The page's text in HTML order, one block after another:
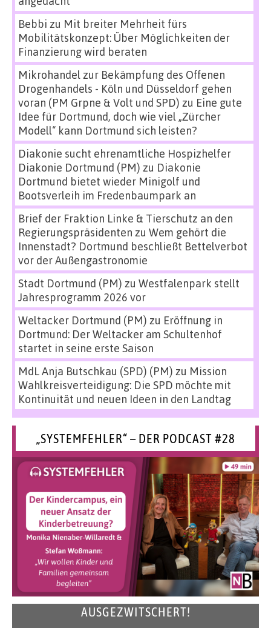
Bebbi zu Mit breiter Mehrheit fürs
Mobilitätskonzept: Über Möglichkeiten der
Finanzierung wird beraten
Mikrohandel zur Bekämpfung des Offenen
Drogenhandels - Köln und Düsseldorf gehen
voran (PM Grpne & Volt und SPD) zu Eine gute
Idee für Dortmund, doch wie viel „Zürcher
Modell“ kann Dortmund sich leisten?
Diakonie sucht ehrenamtliche Hospizhelfer
Diakonie Dortmund (PM) zu Diakonie
Dortmund bietet wieder Minigolf und
Bootsverleih im Fredenbaumpark an
Brief der Fraktion Linke & Tierschutz an den
Regierungspräsidenten zu Wem gehört die
Innenstadt? Dortmund beschließt Bettelverbot
vor der Außengastronomie
Stadt Dortmund (PM) zu Westfalenpark stellt
Jahresprogramm 2026 vor
Weltacker Dortmund (PM) zu Eröffnung in
Dortmund: Der Weltacker am Schultenhof
startet in seine erste Saison
MdL Anja Butschkau (SPD) (PM) zu Mission
Wahlkreisverteidigung: Die SPD möchte mit
Kontinuität und neuen Ideen in den Landtag
„SYSTEMFEHLER“ – DER PODCAST #28
AUSGEZWITSCHERT!